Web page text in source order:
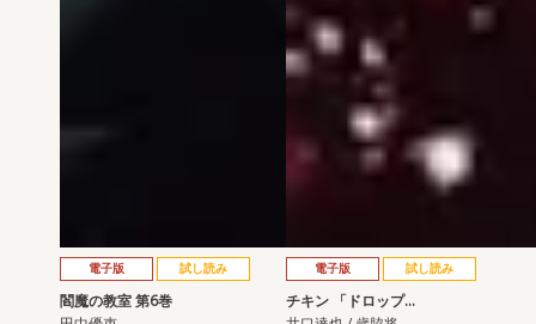
電子版 試し読み
閻魔の教室 第6巻
電子版 試し読み
チキン 「ドロップ…